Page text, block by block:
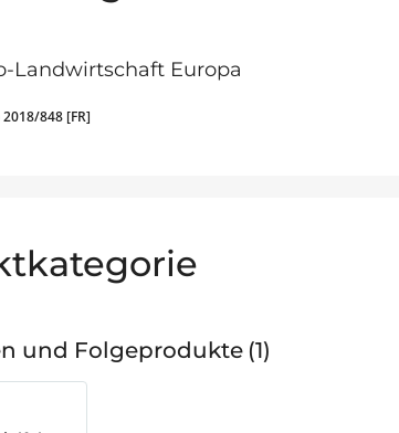
Landwirtschaft Europa
2018/848 [FR]
und Folgeprodukte 1